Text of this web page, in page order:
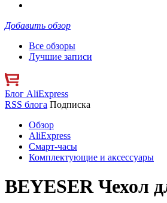
Добавить обзор
Все обзоры
Лучшие записи
Блог AliExpress
RSS блога Подписка
Обзор
AliExpress
Смарт-часы
Комплектующие и аксессуары
BEYESER Чехол